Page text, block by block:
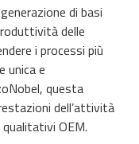
di basi
delle
i processi più
unica e
questa
dell’attività
OEM.